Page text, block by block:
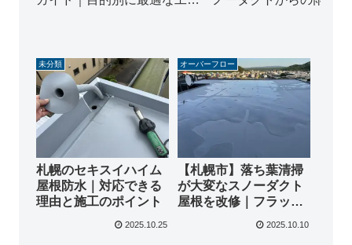
未分類
札幌のセキスイハイム
屋根防水｜対応できる
理由と施工のポイント
2025.10.25
オーバーフロー
【札幌市】落ち葉清掃
が大変なスノーダクト
屋根を改修｜フラット
2025.10.10